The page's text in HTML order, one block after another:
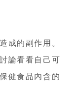
成的副作用。
論看看自己可
健食品內含的